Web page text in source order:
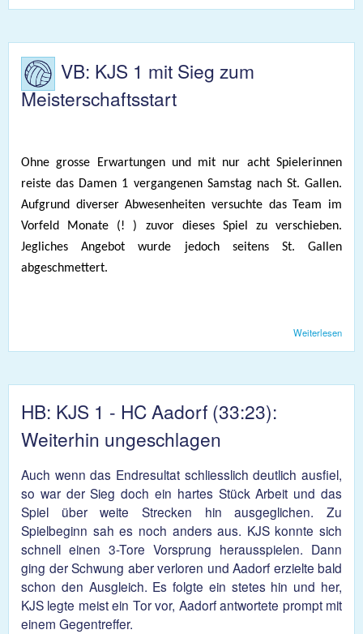
VB: KJS 1 mit Sieg zum
Meisterschaftsstart
Ohne grosse Erwartungen und mit nur acht Spielerinnen
reiste das Damen 1 vergangenen Samstag nach St. Gallen.
Aufgrund diverser Abwesenheiten versuchte das Team im
Vorfeld Monate (! ) zuvor dieses Spiel zu verschieben.
Jegliches Angebot wurde jedoch seitens St. Gallen
abgeschmettert.
Weiterlesen
HB: KJS 1 - HC Aadorf (33:23):
Weiterhin ungeschlagen
Auch wenn das Endresultat schliesslich deutlich ausfiel,
so war der Sieg doch ein hartes Stück Arbeit und das
Spiel über weite Strecken hin ausgeglichen. Zu
Spielbeginn sah es noch anders aus. KJS konnte sich
schnell einen 3-Tore Vorsprung herausspielen. Dann
ging der Schwung aber verloren und Aadorf erzielte bald
schon den Ausgleich. Es folgte ein stetes hin und her,
KJS legte meist ein Tor vor, Aadorf antwortete prompt mit
einem Gegentreffer.